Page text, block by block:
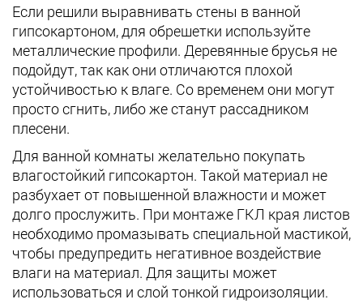
Если решили выравнивать стены в ванной
гипсокартоном, для обрешетки используйте
металлические профили. Деревянные брусья не
подойдут, так как они отличаются плохой
устойчивостью к влаге. Со временем они могут
просто сгнить, либо же станут рассадником
плесени.
Для ванной комнаты желательно покупать
влагостойкий гипсокартон. Такой материал не
разбухает от повышенной влажности и может
долго прослужить. При монтаже ГКЛ края листов
необходимо промазывать специальной мастикой,
чтобы предупредить негативное воздействие
влаги на материал. Для защиты может
использоваться и слой тонкой гидроизоляции.